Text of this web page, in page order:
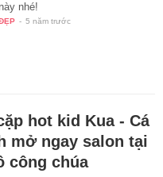
này nhé!
- 5 năm trước
hot kid Kua - Cá
mở ngay salon tại
công chúa